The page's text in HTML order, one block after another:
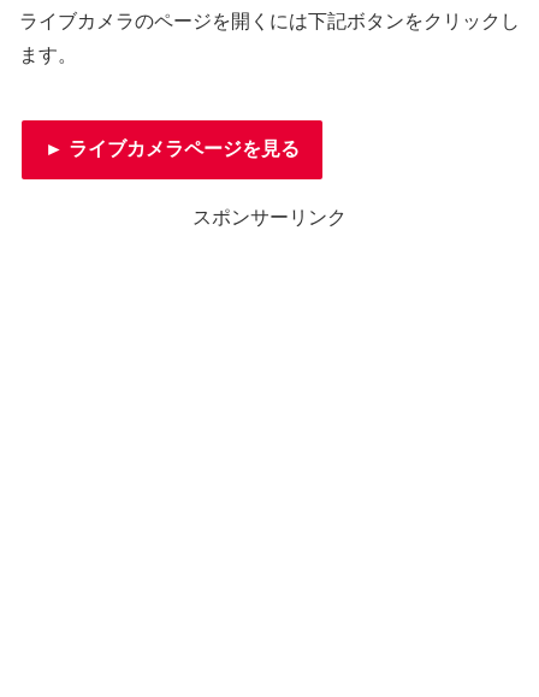
ライブカメラのページを開くには下記ボタンをクリックし
ます。
► ライブカメラページを見る
スポンサーリンク